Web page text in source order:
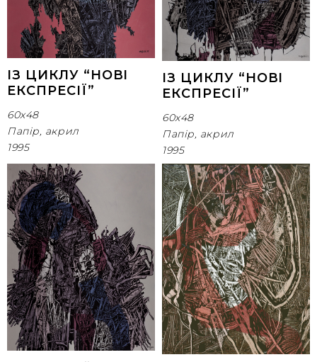
ІЗ ЦИКЛУ “НОВІ
ЕКСПРЕСІЇ”
60х48
Папір, акрил
1995
ІЗ ЦИКЛУ “НОВІ
ЕКСПРЕСІЇ”
60х48
Папір, акрил
1995